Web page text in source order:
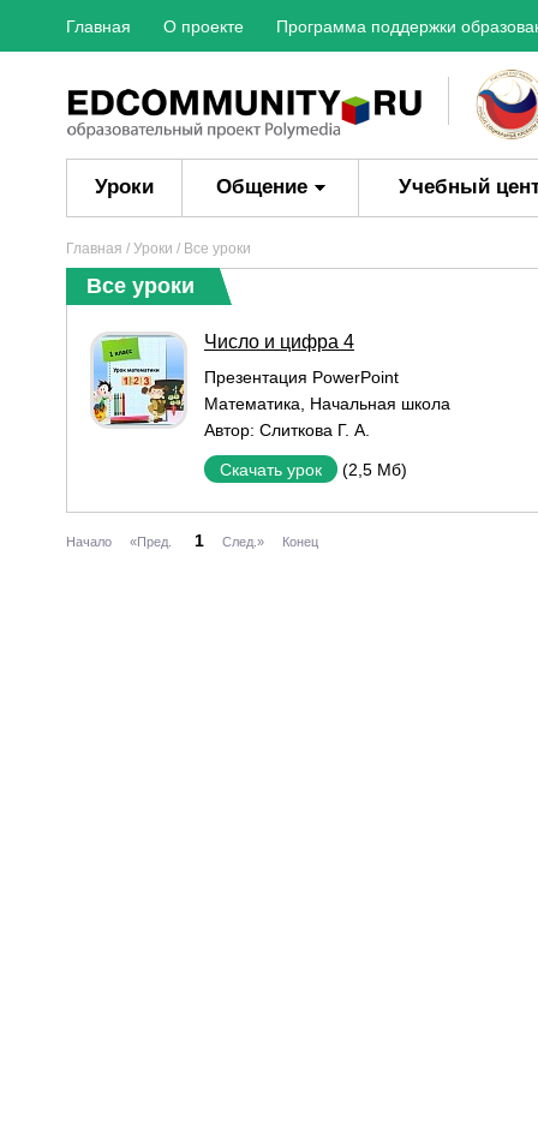
Главная О проекте Программа поддержки
Уроки Общение Учебный
Главная / Уроки / Все уроки
Все уроки
Число и цифра 4
Презентация PowerPoint
Математика
Начальная школа
Автор: Слиткова Г. А.
Скачать урок (2,5 Мб)
Начало «Пред. 1 След.» Конец